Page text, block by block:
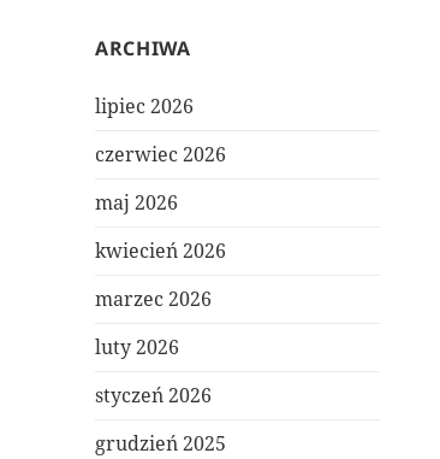
ARCHIWA
lipiec 2026
czerwiec 2026
maj 2026
kwiecień 2026
marzec 2026
luty 2026
styczeń 2026
grudzień 2025